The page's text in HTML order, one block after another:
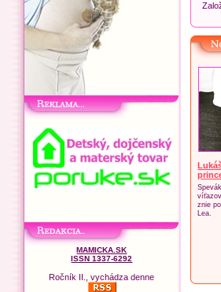
MAMICKA.SK
ISSN 1337-6292
Ročník II., vychádza denne
znie
Lea.